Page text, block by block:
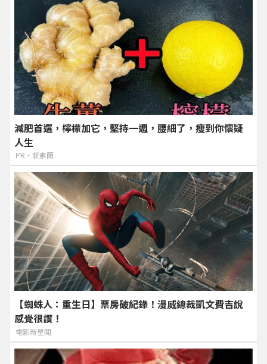
減肥首選，檸檬加它，堅持一週，腰細了，瘦到你懷疑
人生
PR・新素簡
【蜘蛛人：重生日】票房破紀錄！漫威總裁凱文費吉說
感覺很讚！
電影新星聞